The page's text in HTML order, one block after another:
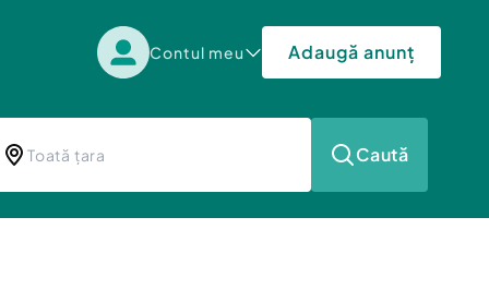
Contul meu Adaugă anunț
Caută